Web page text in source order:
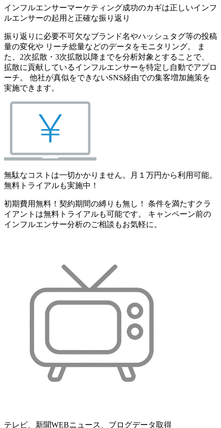
インフルエンサーマーケティング成功のカギは正しいインフ
ルエンサーの起用と正確な振り返り
振り返りに必要不可欠なブランド名やハッシュタグ等の投稿
量の変化や リーチ総量などのデータをモニタリング。 ま
た、2次拡散・3次拡散以降までを分析対象とすることで、
拡散に貢献しているインフルエンサーを特定し自動でアプロ
ーチ。 他社が真似をできないSNS経由での集客増加施策を
実施できます。
無駄なコストは一切かかりません。月１万円から利用可能。
無料トライアルも実施中！
初期費用無料！契約期間の縛りも無し！ 条件を満たすクラ
イアントは無料トライアルも可能です。 キャンペーン前の
インフルエンサー分析のご相談もお気軽に。
テレビ、新聞WEBニュース、ブログデータ取得